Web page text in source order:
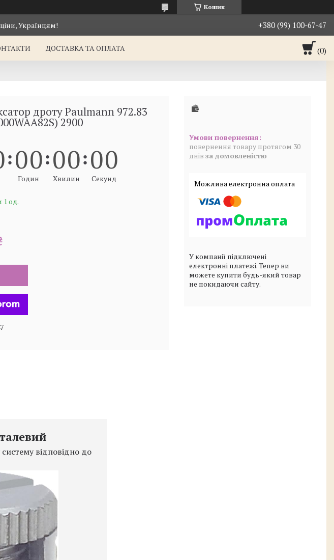
Кошик
Українцям! +380 (99) 100-67-47
ДОСТАВКА ТА ОПЛАТА
дроту Paulmann 972.83
2900
00
Годин
00
Хвилин
00
Секунд
1 од.
повернення товару протягом 30
днів за домовленістю
У компанії підключені
електронні платежі. Тепер ви
можете купити будь-який товар
не покидаючи сайту.
відповідно до